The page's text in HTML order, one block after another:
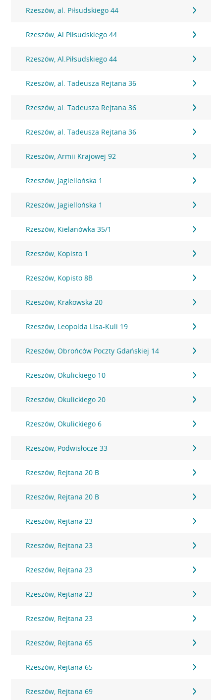
Rzeszów, al. Piłsudskiego 44
Rzeszów, Al.Piłsudskiego 44
Rzeszów, Al.Piłsudskiego 44
Rzeszów, al. Tadeusza Rejtana 36
Rzeszów, al. Tadeusza Rejtana 36
Rzeszów, al. Tadeusza Rejtana 36
Rzeszów, Armii Krajowej 92
Rzeszów, Jagiellońska 1
Rzeszów, Jagiellońska 1
Rzeszów, Kielanówka 35/1
Rzeszów, Kopisto 1
Rzeszów, Kopisto 8B
Rzeszów, Krakowska 20
Rzeszów, Leopolda Lisa-Kuli 19
Rzeszów, Obrońców Poczty Gdańskiej 14
Rzeszów, Okulickiego 10
Rzeszów, Okulickiego 20
Rzeszów, Okulickiego 6
Rzeszów, Podwisłocze 33
Rzeszów, Rejtana 20 B
Rzeszów, Rejtana 20 B
Rzeszów, Rejtana 23
Rzeszów, Rejtana 23
Rzeszów, Rejtana 23
Rzeszów, Rejtana 23
Rzeszów, Rejtana 23
Rzeszów, Rejtana 65
Rzeszów, Rejtana 65
Rzeszów, Rejtana 69